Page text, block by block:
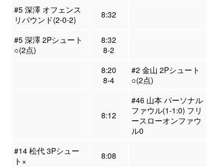
#5 深澤 オフェンス
リバウンド(2-0-2)
8:32
#5 深澤 2Pシュート
○(2点)
8:32
8-2
8:20
8-4
#2 金山 2Pシュート
○(2点)
8:12
#46 山本 パーソナル
ファウル(1-1:0) フリ
ースローオンファウ
ル0
#14 松代 3Pシュー
ト×
8:08